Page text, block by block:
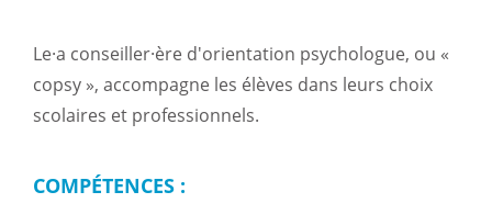
Le·a conseiller·ère d'orientation psychologue, ou «
copsy », accompagne les élèves dans leurs choix
scolaires et professionnels.
COMPÉTENCES :